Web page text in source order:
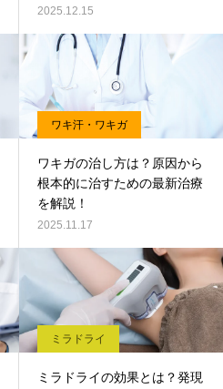
2025.12.15
ワキ汗・ワキガ
ワキガの治し方は？原因から
根本的に治すための最新治療
を解説！
2025.11.17
ミラドライ
ミラドライの効果とは？発現